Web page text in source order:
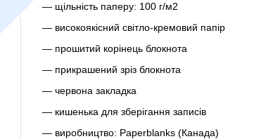
— щільність паперу: 100 г/м2
— високоякісний світло-кремовий папір
— прошитий корінець блокнота
— прикрашений зріз блокнота
— червона закладка
— кишенька для зберігання записів
— виробництво: Paperblanks (Канада)